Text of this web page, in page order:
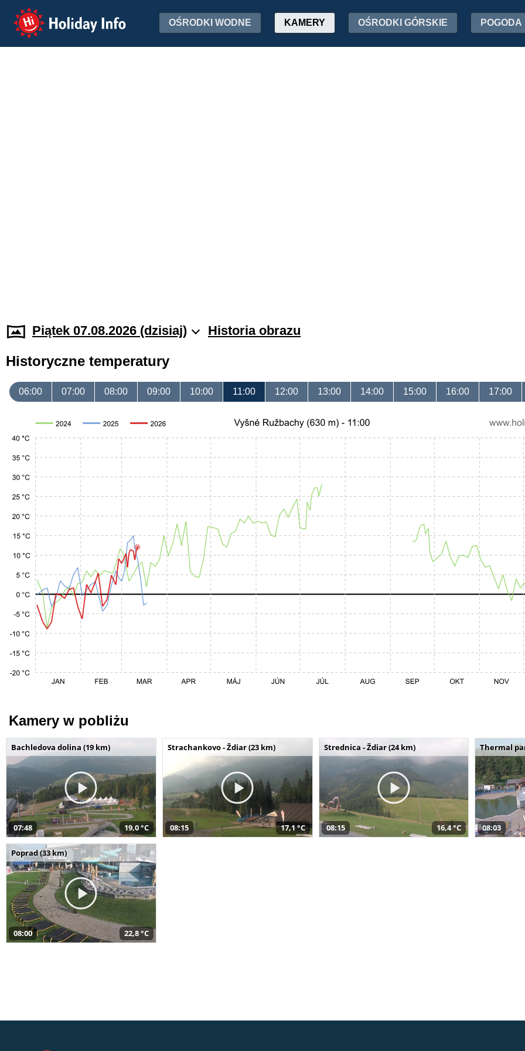
Holiday Info OŚRODKI WODNE KAMERY OŚRODKI GÓRSKIE POGODA
Piątek 07.08.2026 (dzisiaj) Historia obrazu
Historyczne temperatury
06:00 07:00 08:00 09:00 10:00 11:00 12:00 13:00 14:00 15:00 16:00 17:00
Kamery w pobliżu
Bachledova dolina (19 km)
07:48 19,0 °C
Strachankovo - Ždiar (23 km)
08:15 17,1 °C
Strednica - Ždiar (24 km)
08:15 16,4 °C
Thermal
08:03
Poprad (33 km)
08:00 22,8 °C